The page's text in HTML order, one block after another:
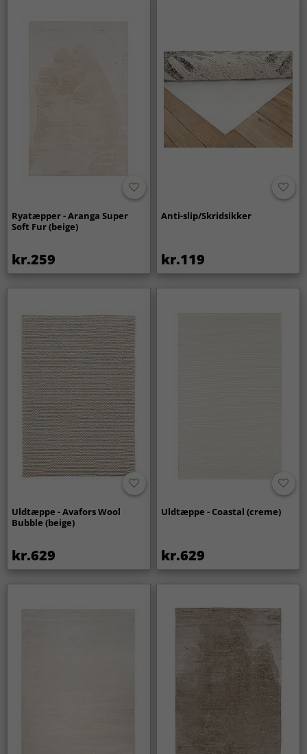
Ryatæpper - Aranga Super
Soft Fur (beige)
kr.259
Anti-slip/Skridsikker
kr.119
Uldtæppe - Avafors Wool
Bubble (beige)
kr.629
Uldtæppe - Coastal (creme)
kr.629